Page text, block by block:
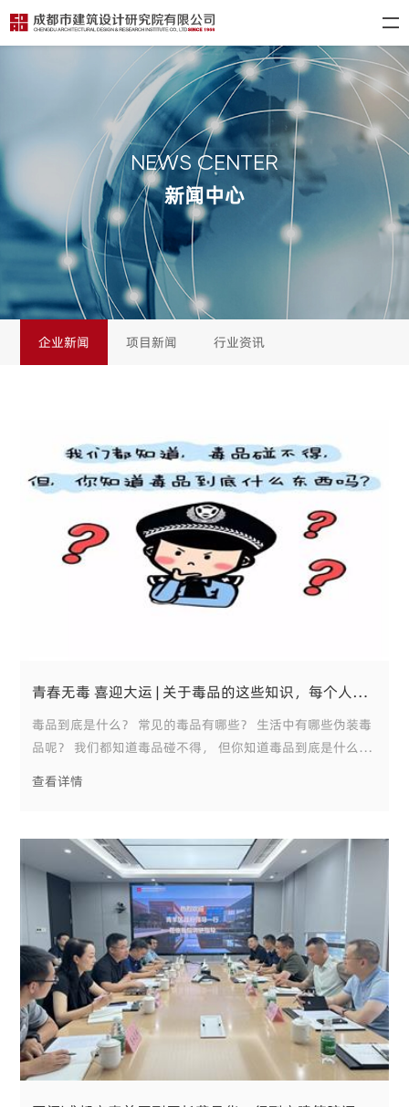
NEWS CENTER
新闻中心
企业新闻 项目新闻 行业资讯
青春无毒 喜迎大运 | 关于毒品的这些知识，每个人都要了解 !
毒品到底是什么？ 常见的毒品有哪些？ 生活中有哪些伪装毒
品呢？ 我们都知道毒品碰不得， 但你知道毒品到底是什么东
西吗？
查看详情